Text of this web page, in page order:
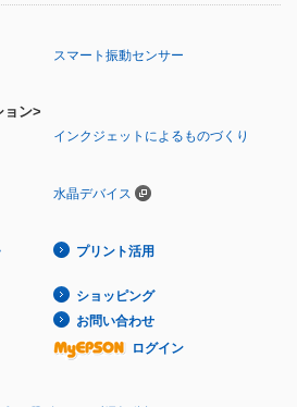
スマート振動センサー
ョン>
インクジェットによるものづくり
水晶デバイス
プリント活用
ショッピング
お問い合わせ
ログイン